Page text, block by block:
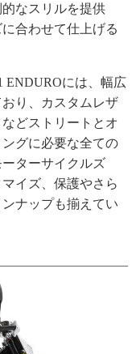
なスリルを提供
合わせて仕上げる
ENDUROには、幅広
り、カスタムレザ
どストリートとオ
グに必要な全ての
ターサイクルズ
イズ、保護やさら
ナップも揃えてい